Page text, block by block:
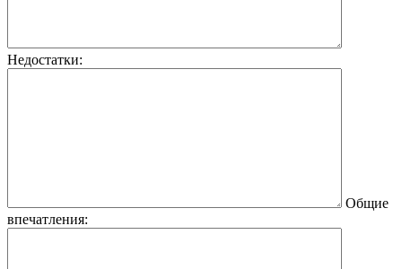
Недостатки:
Общие
впечатления: